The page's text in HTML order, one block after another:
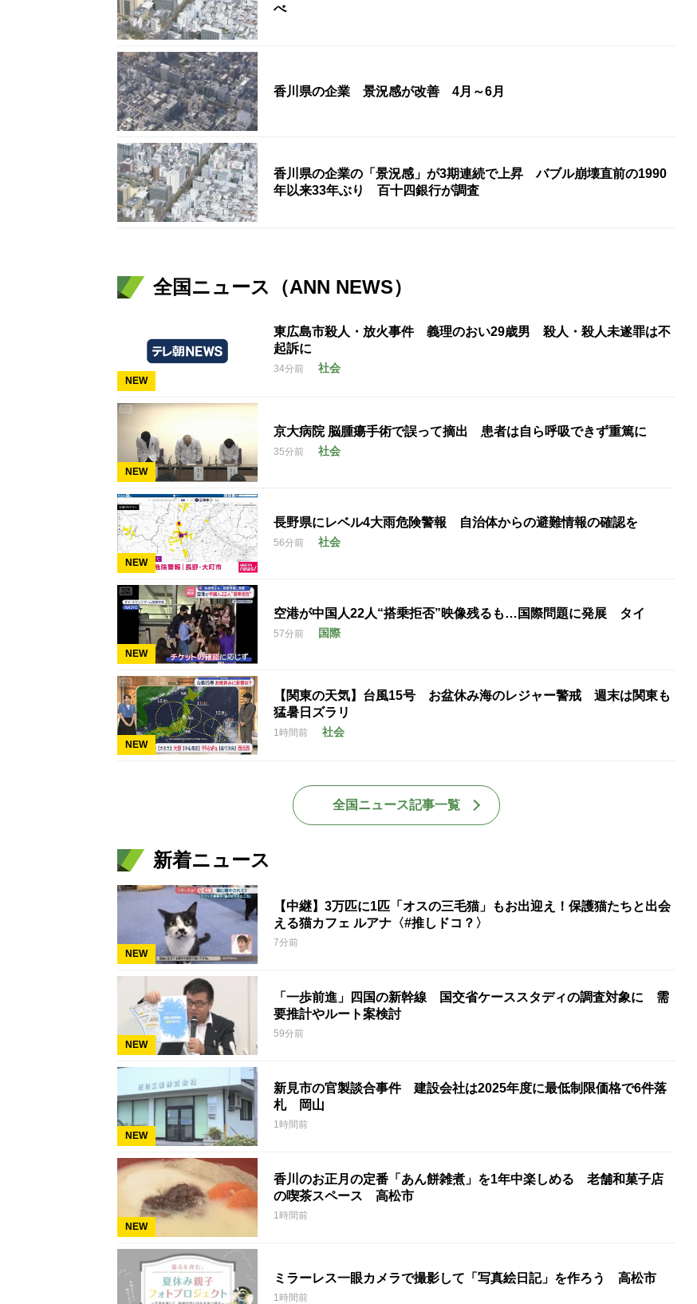
べ
香川県の企業 景況感が改善 4月～6月
香川県の企業の「景況感」が3期連続で上昇 バブル崩壊直前の1990
年以来33年ぶり 百十四銀行が調査
全国ニュース（ANN NEWS）
NEW
東広島市殺人・放火事件 義理のおい29歳男 殺人・殺人未遂罪は不
起訴に
34分前 社会
NEW
京大病院 脳腫瘍手術で誤って摘出 患者は自ら呼吸できず重篤に
35分前 社会
NEW
長野県にレベル4大雨危険警報 自治体からの避難情報の確認を
56分前 社会
NEW
空港が中国人22人“搭乗拒否”映像残るも…国際問題に発展 タイ
57分前 国際
NEW
【関東の天気】台風15号 お盆休み海のレジャー警戒 週末は関東も
猛暑日ズラリ
1時間前 社会
全国ニュース記事一覧
新着ニュース
NEW
【中継】3万匹に1匹「オスの三毛猫」もお出迎え！保護猫たちと出会
える猫カフェ ルアナ〈#推しドコ？〉
7分前
NEW
「一歩前進」四国の新幹線 国交省ケーススタディの調査対象に 需
要推計やルート案検討
59分前
NEW
新見市の官製談合事件 建設会社は2025年度に最低制限価格で6件落
札 岡山
1時間前
NEW
香川のお正月の定番「あん餅雑煮」を1年中楽しめる 老舗和菓子店
の喫茶スペース 高松市
1時間前
ミラーレス一眼カメラで撮影して「写真絵日記」を作ろう 高松市
1時間前